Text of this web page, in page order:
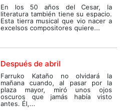
En los 50 años del Cesar, la
literatura también tiene su espacio.
Esta tierra musical que vio nacer a
excelsos compositores quiere...
Después de abril
Farruko Kataño no olvidará la
mañana cuando, al pasar por la
plaza mayor, miró unos ojos
oscuros que jamás había visto
antes. Él,...